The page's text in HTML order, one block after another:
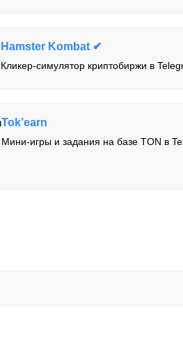
Hamster Kombat ✔
Кликер-симулятор криптобиржи в
Tok’earn
Мини-игры и задания на базе TON в